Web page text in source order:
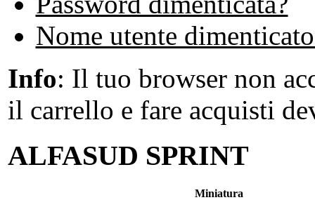
Nome utente
Info: Il tuo browser non
il carrello e fare acquisti
ALFASUD SPRINT
Miniatura